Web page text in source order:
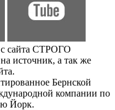
сайта СТРОГО
источник, а так же
Бернской
компании по
Йорк.